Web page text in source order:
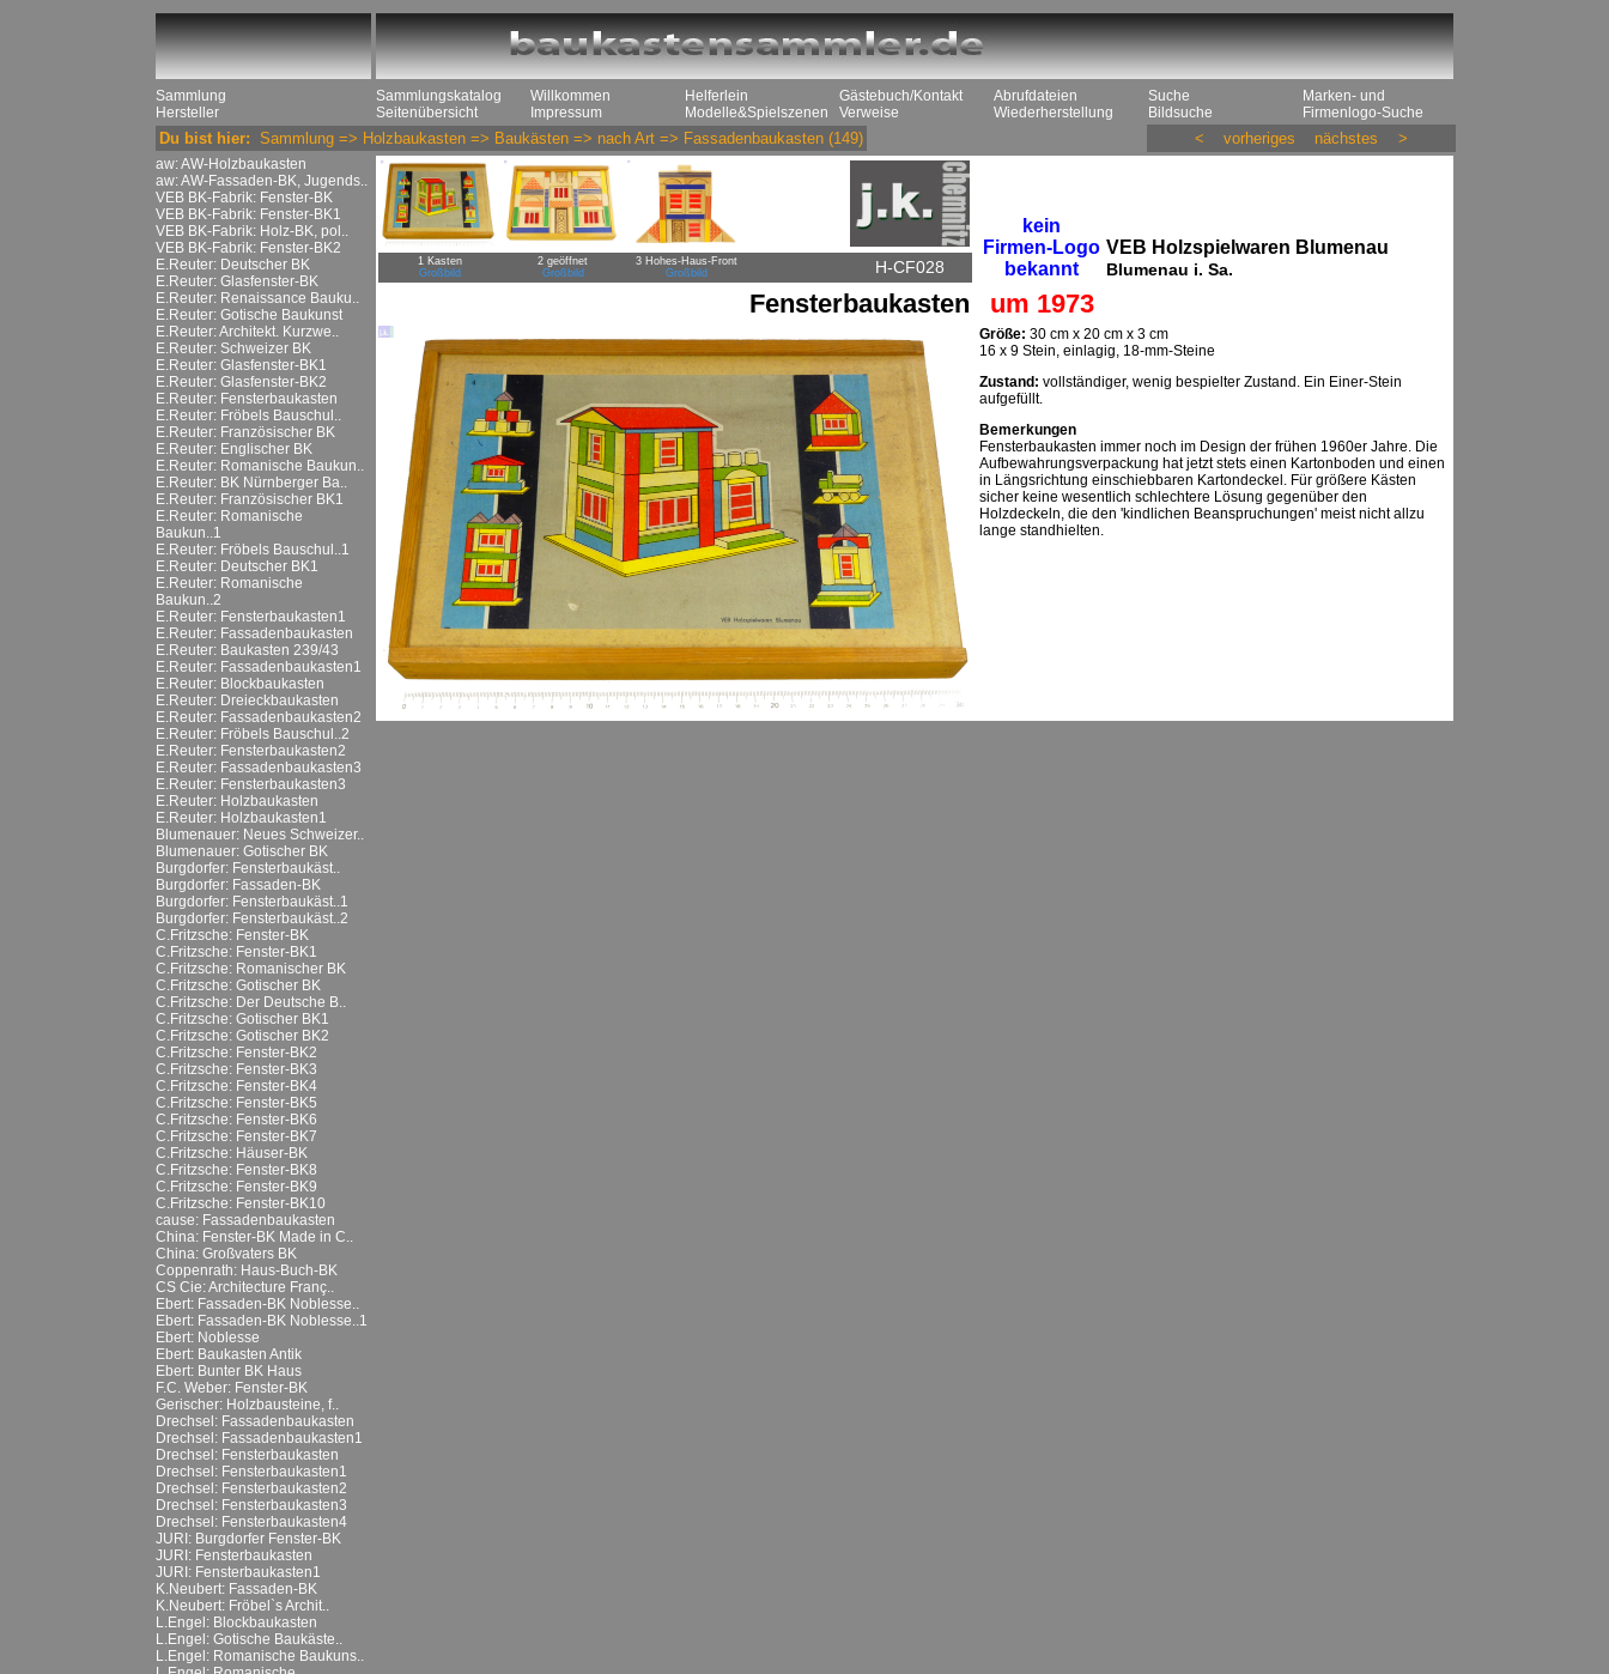
Sammlung
Hersteller
Sammlungskatalog
Seitenübersicht
Willkommen
Impressum
Helferlein
Modelle&Spielszenen
Gästebuch/Kontakt
Verweise
Abrufdateien
Wiederherstellung
Suche
Bildsuche
Marken- und
Firmenlogo-Suche
Du bist hier: Sammlung=> Holzbaukasten=> Baukästen=> nach Art=> Fassadenbaukasten(149) < vorheriges nächstes >
aw: AW-Holzbaukasten
aw: AW-Fassaden-BK, Jugends..
VEB BK-Fabrik: Fenster-BK
VEB BK-Fabrik: Fenster-BK1
VEB BK-Fabrik: Holz-BK, pol..
VEB BK-Fabrik: Fenster-BK2
E.Reuter: Deutscher BK
E.Reuter: Glasfenster-BK
E.Reuter: Renaissance Bauku..
E.Reuter: Gotische Baukunst
E.Reuter: Architekt. Kurzwe..
E.Reuter: Schweizer BK
E.Reuter: Glasfenster-BK1
E.Reuter: Glasfenster-BK2
E.Reuter: Fensterbaukasten
E.Reuter: Fröbels Bauschul..
E.Reuter: Französischer BK
E.Reuter: Englischer BK
E.Reuter: Romanische Baukun..
E.Reuter: BK Nürnberger Ba..
E.Reuter: Französischer BK1
E.Reuter: Romanische
Baukun..1
E.Reuter: Fröbels Bauschul..1
E.Reuter: Deutscher BK1
E.Reuter: Romanische
Baukun..2
E.Reuter: Fensterbaukasten1
E.Reuter: Fassadenbaukasten
E.Reuter: Baukasten 239/43
E.Reuter: Fassadenbaukasten1
E.Reuter: Blockbaukasten
E.Reuter: Dreieckbaukasten
E.Reuter: Fassadenbaukasten2
E.Reuter: Fröbels Bauschul..2
E.Reuter: Fensterbaukasten2
E.Reuter: Fassadenbaukasten3
E.Reuter: Fensterbaukasten3
E.Reuter: Holzbaukasten
E.Reuter: Holzbaukasten1
Blumenauer: Neues Schweizer..
Blumenauer: Gotischer BK
Burgdorfer: Fensterbaukäst..
Burgdorfer: Fassaden-BK
Burgdorfer: Fensterbaukäst..1
Burgdorfer: Fensterbaukäst..2
C.Fritzsche: Fenster-BK
C.Fritzsche: Fenster-BK1
C.Fritzsche: Romanischer BK
C.Fritzsche: Gotischer BK
C.Fritzsche: Der Deutsche B..
C.Fritzsche: Gotischer BK1
C.Fritzsche: Gotischer BK2
C.Fritzsche: Fenster-BK2
C.Fritzsche: Fenster-BK3
C.Fritzsche: Fenster-BK4
C.Fritzsche: Fenster-BK5
C.Fritzsche: Fenster-BK6
C.Fritzsche: Fenster-BK7
C.Fritzsche: Häuser-BK
C.Fritzsche: Fenster-BK8
C.Fritzsche: Fenster-BK9
C.Fritzsche: Fenster-BK10
cause: Fassadenbaukasten
China: Fenster-BK Made in C..
China: Großvaters BK
Coppenrath: Haus-Buch-BK
CS Cie: Architecture Franç..
Ebert: Fassaden-BK Noblesse..
Ebert: Fassaden-BK Noblesse..1
Ebert: Noblesse
Ebert: Baukasten Antik
Ebert: Bunter BK Haus
F.C. Weber: Fenster-BK
Gerischer: Holzbausteine, f..
Drechsel: Fassadenbaukasten
Drechsel: Fassadenbaukasten1
Drechsel: Fensterbaukasten
Drechsel: Fensterbaukasten1
Drechsel: Fensterbaukasten2
Drechsel: Fensterbaukasten3
Drechsel: Fensterbaukasten4
JURI: Burgdorfer Fenster-BK
JURI: Fensterbaukasten
JURI: Fensterbaukasten1
K.Neubert: Fassaden-BK
K.Neubert: Fröbel`s Archit..
L.Engel: Blockbaukasten
L.Engel: Gotische Baukäste..
L.Engel: Romanische Baukuns..
1 Kasten
Großbild
2 geöffnet
Großbild
3 Hohes-Haus-Front
Großbild
H-CF028
kein
Firmen-Logo
bekannt
VEB Holzspielwaren Blumenau
Blumenau i. Sa.
Fensterbaukasten um 1973
Größe: 30 cm x 20 cm x 3 cm
16 x 9 Stein, einlagig, 18-mm-Steine
Zustand: vollständiger, wenig bespielter Zustand. Ein Einer-Stein
aufgefüllt.
Bemerkungen
Fensterbaukasten immer noch im Design der frühen 1960er Jahre. Die
Aufbewahrungsverpackung hat jetzt stets einen Kartonboden und einen
in Längsrichtung einschiebbaren Kartondeckel. Für größere Kästen
sicher keine wesentlich schlechtere Lösung gegenüber den
Holzdeckeln, die den 'kindlichen Beanspruchungen' meist nicht allzu
lange standhielten.